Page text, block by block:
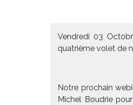
Vendredi 03
quatrième volet de
Notre prochain
Michel Boudrie